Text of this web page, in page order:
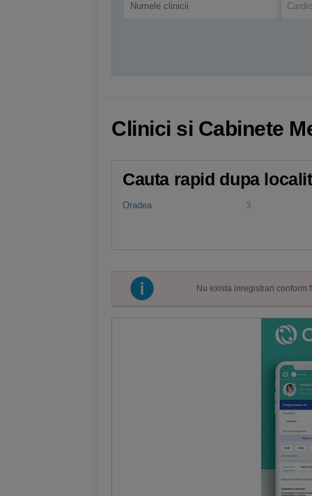
Clinici si Cabinete
Cauta rapid dupa
Oradea 3
Nu exista inregistrari